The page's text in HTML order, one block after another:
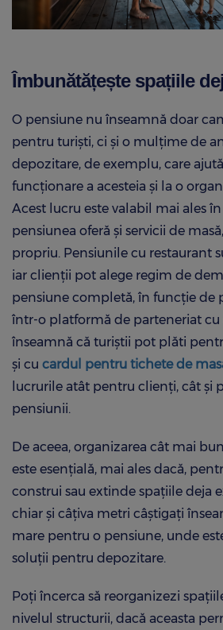
Îmbunătățește spațiile
O pensiune nu înseamnă doar
pentru turiști, ci și o mulțime de
depozitare, de exemplu, care
funcționare a acesteia și la o
Acest lucru este valabil mai ales
pensiunea oferă și servicii de
propriu. Pensiunile cu restaurant
iar clienții pot alege regim de
pensiune completă, în funcție de
într-o platformă de parteneriat
înseamnă că turiștii pot plăti
și cu cardul pentru tichete de
lucrurile atât pentru clienți, cât și
pensiunii.
De aceea, organizarea cât mai
este esențială, mai ales dacă,
construi sau extinde spațiile deja
chiar și câțiva metri câștigați
mare pentru o pensiune, unde
soluții pentru depozitare.
Poți încerca să reorganizezi
nivelul structurii, dacă aceasta